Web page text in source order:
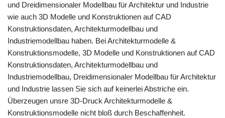
und Dreidimensionaler Modellbau für Architektur und Industrie
wie auch 3D Modelle und Konstruktionen auf CAD
Konstruktionsdaten, Architekturmodellbau und
Industriemodellbau haben. Bei Architekturmodelle &
Konstruktionsmodelle, 3D Modelle und Konstruktionen auf CAD
Konstruktionsdaten, Architekturmodellbau und
Industriemodellbau, Dreidimensionaler Modellbau für Architektur
und Industrie lassen Sie sich auf keinerlei Abstriche ein.
Überzeugen unsre 3D-Druck Architekturmodelle &
Konstruktionsmodelle nicht bloß durch Beschaffenheit.